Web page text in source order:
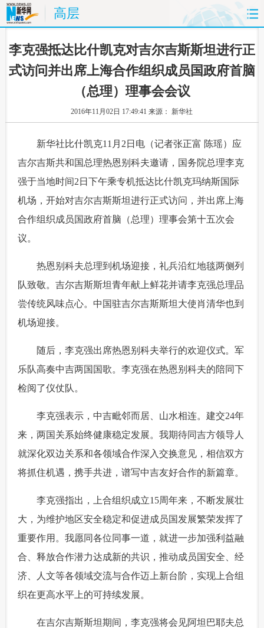
高层
首页 时政 国际 财经
娱乐 体育 人事 教育
科技 能源 房产 公司
图片 视频 彩票 食品
旅游 健康 信息化 数据
富媒体 摄影 新华广播
李克强抵达比什凯克对吉尔吉斯斯坦进行正
式访问并出席上海合作组织成员国政府首脑
（总理）理事会会议
2016年11月02日 17:49:41来源： 新华社
新华社比什凯克11月2日电（记者张正富 陈瑶）应
吉尔吉斯共和国总理热恩别科夫邀请，国务院总理李克
强于当地时间2日下午乘专机抵达比什凯克玛纳斯国际
机场，开始对吉尔吉斯斯坦进行正式访问，并出席上海
合作组织成员国政府首脑（总理）理事会第十五次会
议。
热恩别科夫总理到机场迎接，礼兵沿红地毯两侧列
队致敬。吉尔吉斯斯坦青年献上鲜花并请李克强总理品
尝传统风味点心。中国驻吉尔吉斯斯坦大使肖清华也到
机场迎接。
随后，李克强出席热恩别科夫举行的欢迎仪式。军
乐队高奏中吉两国国歌。李克强在热恩别科夫的陪同下
检阅了仪仗队。
李克强表示，中吉毗邻而居、山水相连。建交24年
来，两国关系始终健康稳定发展。我期待同吉方领导人
就深化双边关系和各领域合作深入交换意见，相信双方
将抓住机遇，携手共进，谱写中吉友好合作的新篇章。
李克强指出，上合组织成立15周年来，不断发展壮
大，为维护地区安全稳定和促进成员国发展繁荣发挥了
重要作用。我愿同各位同事一道，就进一步加强利益融
合、释放合作潜力达成新的共识，推动成员国安全、经
济、人文等各领域交流与合作迈上新台阶，实现上合组
织在更高水平上的可持续发展。
在吉尔吉斯斯坦期间，李克强将会见阿坦巴耶夫总